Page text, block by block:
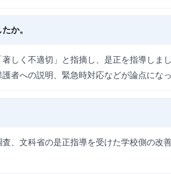
か。
しく不適切」と指摘し、是正を指導しま
者への説明、緊急時対応などが論点になっ
、文科省の是正指導を受けた学校側の改